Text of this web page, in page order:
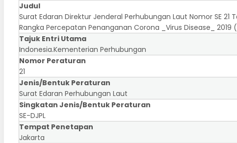
Judul
Surat Edaran Direktur Jenderal Perhubungan Laut Nomor SE
Rangka Percepatan Penanganan Corona _Virus Disease_ 2019
Tajuk Entri Utama
Indonesia.Kementerian Perhubungan
Nomor Peraturan
21
Jenis/Bentuk Peraturan
Surat Edaran Perhubungan Laut
Singkatan Jenis/Bentuk Peraturan
SE-DJPL
Tempat Penetapan
Jakarta